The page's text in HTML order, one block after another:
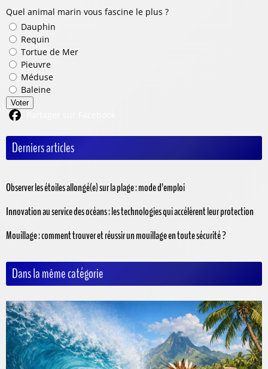
Quel animal marin vous fascine le plus ?
Dauphin
Requin
Tortue de Mer
Pieuvre
Méduse
Baleine
Voter
Derniers articles
Observer les étoiles allongé(e) sur la plage : mode d’emploi
Innovation au service des océans : les technologies qui accélèrent leur protection
Mouillage : comment trouver et réussir un mouillage en toute sécurité ?
Dans la même catégorie